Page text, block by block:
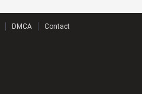
DMCA Contact